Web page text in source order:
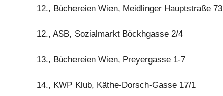
12., Büchereien Wien, Meidlinger Hauptstraße 73
12., ASB, Sozialmarkt Böckhgasse 2/4
13., Büchereien Wien, Preyergasse 1-7
14., KWP Klub, Käthe-Dorsch-Gasse 17/1